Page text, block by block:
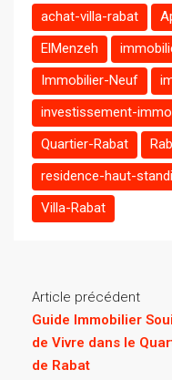
achat-villa-rabat
ElMenzeh
Immobilier-Neuf
investissement-
Quartier-Rabat
residence-haut-
Villa-Rabat
Article précédent
Guide Immobilier
de Vivre dans le
de Rabat